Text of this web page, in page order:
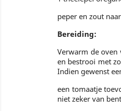
peper en zout
Bereiding:
Verwarm de oven
en bestrooi met
Indien gewenst
een tomaatje
niet zeker van